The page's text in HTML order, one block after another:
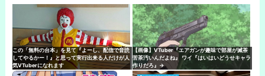
この「無料の台本」を見て『よーし、配信で音読
してやるかー！』と思って実行出来る人だけが人
気VTuberになれます
【画像】VTuber『エアガンが趣味で部屋が滅茶
苦茶汚いんだよね』 ワイ『はいはいどうせキャラ
作りだろ』→